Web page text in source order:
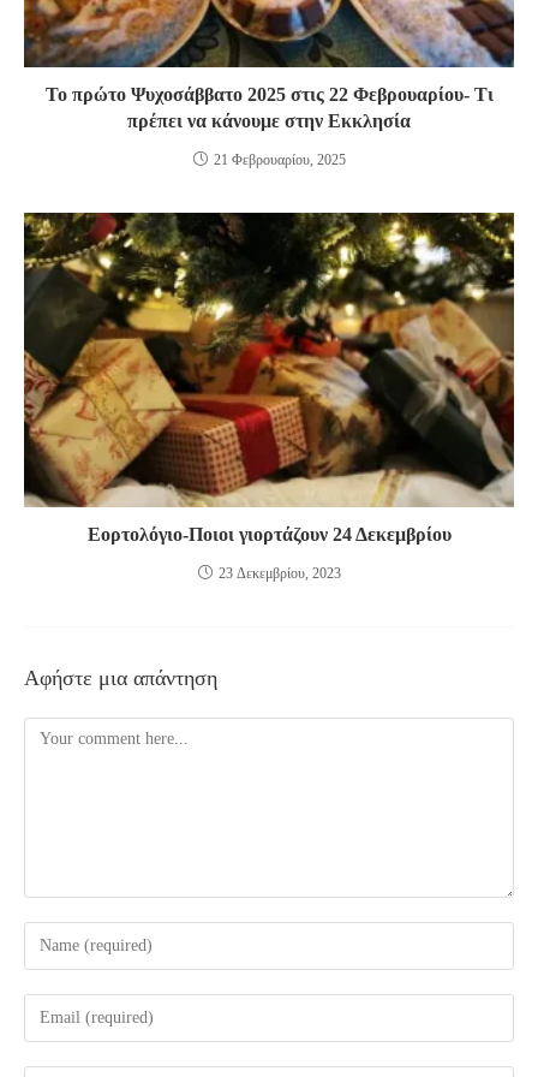
Το πρώτο Ψυχοσάββατο 2025 στις 22 Φεβρουαρίου- Τι
πρέπει να κάνουμε στην Εκκλησία
21 Φεβρουαρίου, 2025
Εορτολόγιο-Ποιοι γιορτάζουν 24 Δεκεμβρίου
23 Δεκεμβρίου, 2023
Αφήστε μια απάντηση
Comment
Enter
your
name
Enter
your
email